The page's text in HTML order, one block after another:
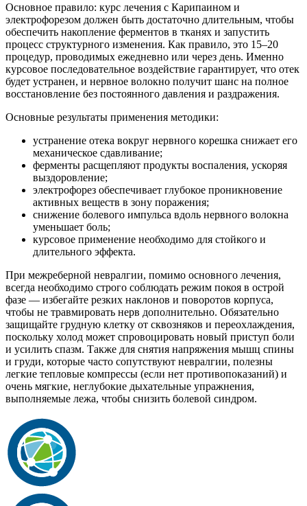
Основное правило: курс лечения с Карипаином и
электрофорезом должен быть достаточно длительным, чтобы
обеспечить накопление ферментов в тканях и запустить
процесс структурного изменения. Как правило, это 15–20
процедур, проводимых ежедневно или через день. Именно
курсовое последовательное воздействие гарантирует, что отек
будет устранен, и нервное волокно получит шанс на полное
восстановление без постоянного давления и раздражения.
Основные результаты применения методики:
устранение отека вокруг нервного корешка снижает его
механическое сдавливание;
ферменты расщепляют продукты воспаления, ускоряя
выздоровление;
электрофорез обеспечивает глубокое проникновение
активных веществ в зону поражения;
снижение болевого импульса вдоль нервного волокна
уменьшает боль;
курсовое применение необходимо для стойкого и
длительного эффекта.
При межреберной невралгии, помимо основного лечения,
всегда необходимо строго соблюдать режим покоя в острой
фазе — избегайте резких наклонов и поворотов корпуса,
чтобы не травмировать нерв дополнительно. Обязательно
защищайте грудную клетку от сквозняков и переохлаждения,
поскольку холод может спровоцировать новый приступ боли
и усилить спазм. Также для снятия напряжения мышц спины
и груди, которые часто сопутствуют невралгии, полезны
легкие тепловые компрессы (если нет противопоказаний) и
очень мягкие, неглубокие дыхательные упражнения,
выполняемые лежа, чтобы снизить болевой синдром.